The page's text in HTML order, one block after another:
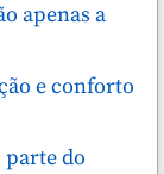
apenas a
e conforto
do